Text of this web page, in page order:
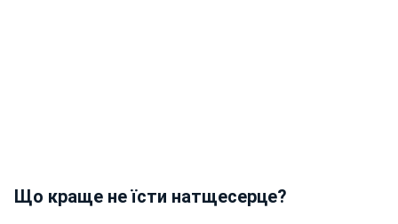
Що краще не їсти натщесерце?